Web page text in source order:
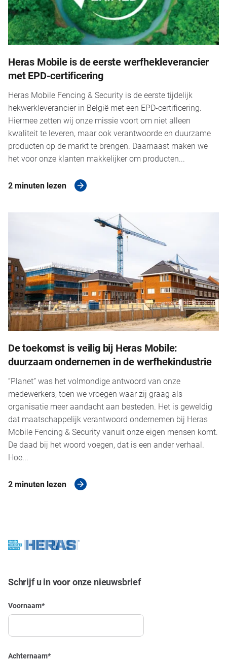
Heras Mobile is de eerste werfhekleverancier
met EPD-certificering
Heras Mobile Fencing & Security is de eerste tijdelijk
hekwerkleverancier in België met een EPD-certificering.
Hiermee zetten wij onze missie voort om niet alleen
kwaliteit te leveren, maar ook verantwoorde en duurzame
producten op de markt te brengen. Daarnaast maken we
het voor onze klanten makkelijker om producten...
2 minuten lezen
De toekomst is veilig bij Heras Mobile:
duurzaam ondernemen in de werfhekindustrie
“Planet” was het volmondige antwoord van onze
medewerkers, toen we vroegen waar zij graag als
organisatie meer aandacht aan besteden. Het is geweldig
dat maatschappelijk verantwoord ondernemen bij Heras
Mobile Fencing & Security vanuit onze eigen mensen komt.
De daad bij het woord voegen, dat is een ander verhaal.
Hoe...
2 minuten lezen
Schrijf u in voor onze nieuwsbrief
Voornaam*
Achternaam*